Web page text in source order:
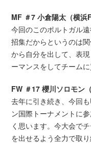
MF ＃7 小倉陽太（横浜
今回のこのポルトガル
招集だからというのは
から自分を出して、表
ーマンスをしてチーム
FW ＃17 櫻川ソロモン
去年に引き続き、今回
ン国際トーナメントに
く思います。今大会で
を出せるよう全力で取